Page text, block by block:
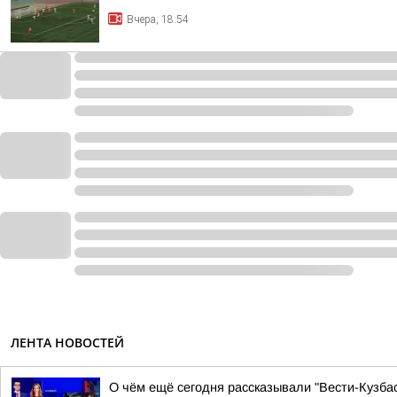
Вчера, 18:54
ЛЕНТА НОВОСТЕЙ
О чём ещё сегодня рассказывали "Вести-